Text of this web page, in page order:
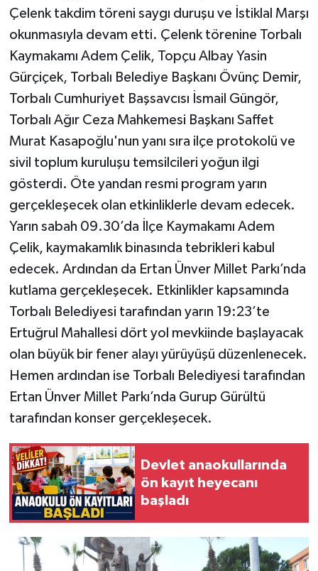
Çelenk takdim töreni saygı duruşu ve İstiklal Marşı
okunmasıyla devam etti. Çelenk törenine Torbalı
Kaymakamı Adem Çelik, Topçu Albay Yasin
Gürçiçek, Torbalı Belediye Başkanı Övünç Demir,
Torbalı Cumhuriyet Başsavcısı İsmail Güngör,
Torbalı Ağır Ceza Mahkemesi Başkanı Saffet
Murat Kasapoğlu'nun yanı sıra ilçe protokolü ve
sivil toplum kuruluşu temsilcileri yoğun ilgi
gösterdi. Öte yandan resmi program yarın
gerçekleşecek olan etkinliklerle devam edecek.
Yarın sabah 09.30’da İlçe Kaymakamı Adem
Çelik, kaymakamlık binasında tebrikleri kabul
edecek. Ardından da Ertan Ünver Millet Parkı’nda
kutlama gerçekleşecek. Etkinlikler kapsamında
Torbalı Belediyesi tarafından yarın 19:23’te
Ertuğrul Mahallesi dört yol mevkiinde başlayacak
olan büyük bir fener alayı yürüyüşü düzenlenecek.
Hemen ardından ise Torbalı Belediyesi tarafından
Ertan Ünver Millet Parkı’nda Gurup Gürültü
tarafından konser gerçekleşecek.
Devlet anaokullarında
ön kayıt heyecanı
başladı